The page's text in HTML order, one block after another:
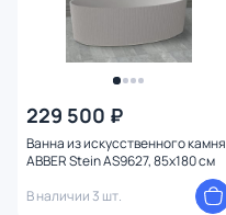
229 500 ₽
Ванна из искусственного камня
ABBER Stein AS9627, 85x180 см
В наличии 3 шт.